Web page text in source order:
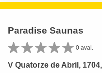
Paradise Saunas
0 aval.
V Quatorze de Abril,